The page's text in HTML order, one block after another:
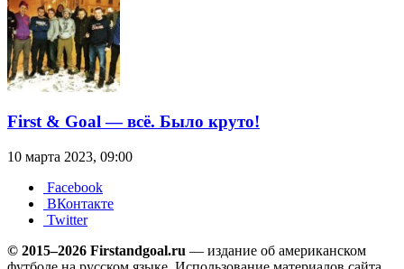
First & Goal — всё. Было круто!
10 марта 2023, 09:00
Facebook
ВКонтакте
Twitter
© 2015–2026 Firstandgoal.ru — издание об американском